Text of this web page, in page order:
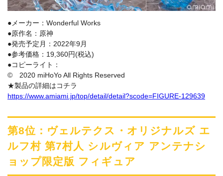
●メーカー：Wonderful Works
●原作名：原神
●発売予定月：2022年9月
●参考価格：19,360円(税込)
●コピーライト：
© 2020 miHoYo All Rights Reserved
★製品の詳細はコチラ
https://www.amiami.jp/top/detail/detail?scode=FIGURE-129639
第8位：ヴェルテクス・オリジナルズ エ
ルフ村 第7村人 シルヴィア アンテナシ
ョップ限定版 フィギュア